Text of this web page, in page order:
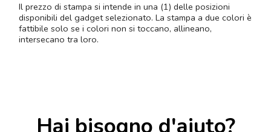
Il prezzo di stampa si intende in una (1) delle posizioni
disponibili del gadget selezionato. La stampa a due colori è
fattibile solo se i colori non si toccano, allineano,
intersecano tra loro.